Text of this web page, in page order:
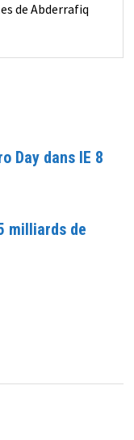
de Abderrafiq
Day dans IE 8
milliards de